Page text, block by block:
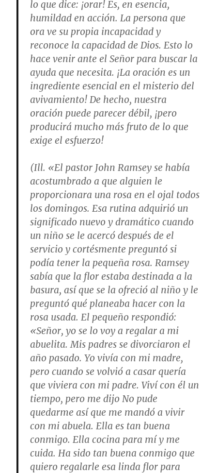
lo que dice: ¡orar! Es, en esencia,
humildad en acción. La persona que
ora ve su propia incapacidad y
reconoce la capacidad de Dios. Esto lo
hace venir ante el Señor para buscar la
ayuda que necesita. ¡La oración es un
ingrediente esencial en el misterio del
avivamiento! De hecho, nuestra
oración puede parecer débil, ¡pero
producirá mucho más fruto de lo que
exige el esfuerzo!
(Ill. «El pastor John Ramsey se había
acostumbrado a que alguien le
proporcionara una rosa en el ojal todos
los domingos. Esa rutina adquirió un
significado nuevo y dramático cuando
un niño se le acercó después de el
servicio y cortésmente preguntó si
podía tener la pequeña rosa. Ramsey
sabía que la flor estaba destinada a la
basura, así que se la ofreció al niño y le
preguntó qué planeaba hacer con la
rosa usada. El pequeño respondió:
«Señor, yo se lo voy a regalar a mi
abuelita. Mis padres se divorciaron el
año pasado. Yo vivía con mi madre,
pero cuando se volvió a casar quería
que viviera con mi padre. Viví con él un
tiempo, pero me dijo No pude
quedarme así que me mandó a vivir
con mi abuela. Ella es tan buena
conmigo. Ella cocina para mí y me
cuida. Ha sido tan buena conmigo que
quiero regalarle esa linda flor para